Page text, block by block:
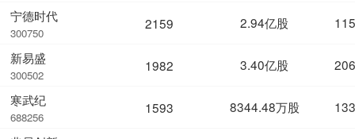
宁德时代
300750
新易盛
300502
寒武纪
688256
2159 2.94亿股
1982 3.40亿股
1593 8344.48万股